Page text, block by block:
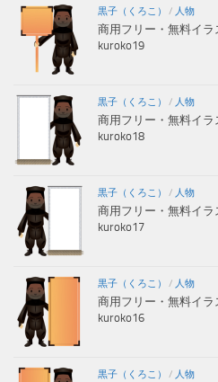
黒子（くろこ） / 人物
商用フリー・無料イ
kuroko19
黒子（くろこ） / 人物
商用フリー・無料イ
kuroko18
黒子（くろこ） / 人物
商用フリー・無料イ
kuroko17
黒子（くろこ） / 人物
商用フリー・無料イ
kuroko16
黒子（くろこ） / 人物